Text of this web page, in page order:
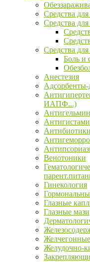
Средства
Средства
Средства
Боль и
Анестезия
Адсорбенты-
ИАПФ...)
Антибиотики
Венотоники
Гинекология
Глазные
Глазные мази
Желчегонные
Желудочно-